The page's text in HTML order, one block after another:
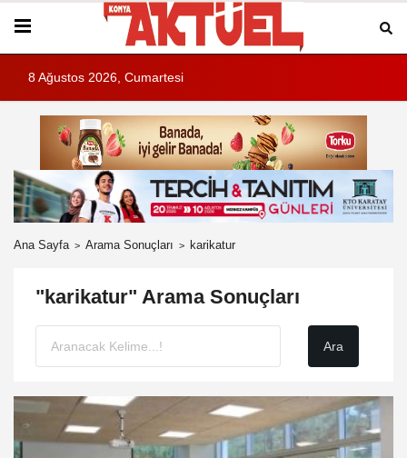
8 Ağustos 2026, Cumartesi
Ana Sayfa Arama Sonuçları karikatur
"karikatur" Arama Sonuçları